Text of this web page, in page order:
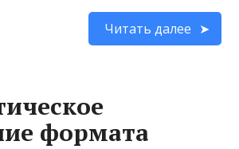
Читать далее
формата